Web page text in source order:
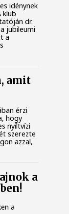
idénynek
klub
dr.
jubileumi
a
amit
érzi
hogy
nyíltvízi
szerezte
azzal,
a
a